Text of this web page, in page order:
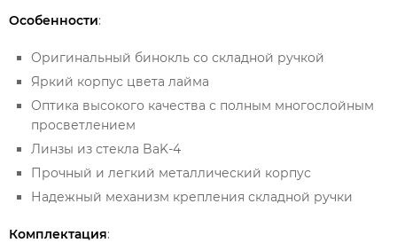
Особенности:
Оригинальный бинокль со складной ручкой
Яркий корпус цвета лайма
Оптика высокого качества с полным многослойным
просветлением
Линзы из стекла BaK-4
Прочный и легкий металлический корпус
Надежный механизм крепления складной ручки
Комплектация: